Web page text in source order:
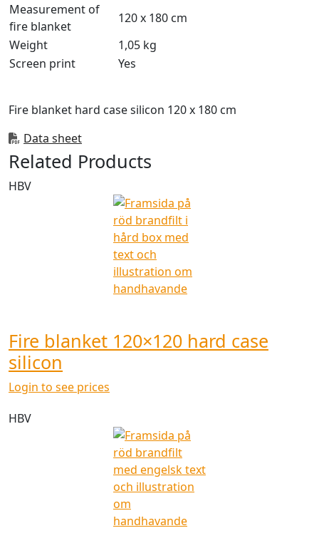
Measurement of
fire blanket
120 x 180 cm
Weight
1,05 kg
Screen print
Yes
Fire blanket hard case silicon 120 x 180 cm
Data sheet
Related Products
HBV
Fire blanket 120×120 hard case
silicon
Login to see prices
HBV